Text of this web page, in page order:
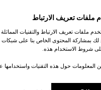
ملفات تعريف الارتباط
ملفات تعريف الارتباط والتقنيات
لك بمشاركة المحتوى الخاص بنا على شبكات
شروط الاستخدام هذه.
المعلومات حول هذه التقنيات